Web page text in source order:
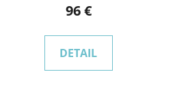
96 €
DETAIL